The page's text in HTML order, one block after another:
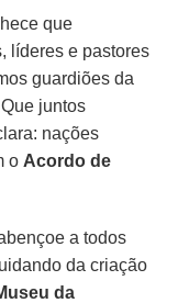
que
líderes e pastores
guardiões da
juntos
nações
o Acordo de
a todos
da criação
da